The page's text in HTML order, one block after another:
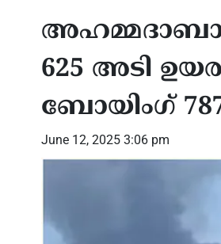
625 അടി
ബോയിംഗ്
June 12, 2025 3:06 pm